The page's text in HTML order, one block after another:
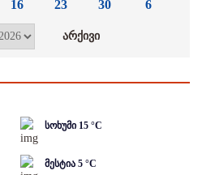
16 23 30 6
სოხუმი 15 °C
მესტია 5 °C